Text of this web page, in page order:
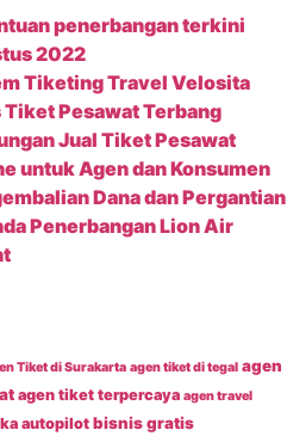
penerbangan terkini
2022
Tiketing Travel Velosita
Tiket Pesawat Terbang
Jual Tiket Pesawat
untuk Agen dan Konsumen
Dana dan Pergantian
Penerbangan Lion Air
Tiket di Surakarta agen tiket di tegal agen
agen tiket terpercaya agen travel
autopilot bisnis gratis